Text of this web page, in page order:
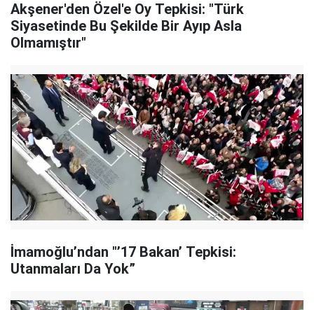
Akşener'den Özel'e Oy Tepkisi: "Türk
Siyasetinde Bu Şekilde Bir Ayıp Asla
Olmamıştır"
İmamoğlu’ndan "’17 Bakan’ Tepkisi:
Utanmaları Da Yok”